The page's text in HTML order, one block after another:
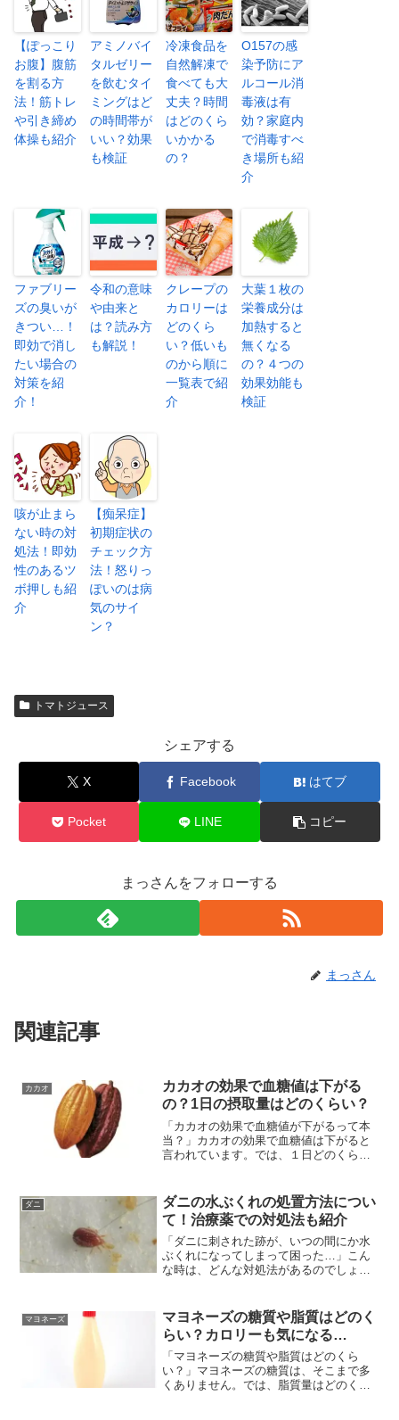
【ぽっこり
お腹】腹筋
を割る方
法！筋トレ
や引き締め
体操も紹介
アミノバイ
タルゼリー
を飲むタイ
ミングはど
の時間帯が
いい？効果
も検証
冷凍食品を
自然解凍で
食べても大
丈夫？時間
はどのくら
いかかる
の？
O157の感
染予防にア
ルコール消
毒液は有
効？家庭内
で消毒すべ
き場所も紹
介
ファブリー
ズの臭いが
きつい…！
即効で消し
たい場合の
対策を紹
介！
令和の意味
や由来と
は？読み方
も解説！
クレープの
カロリーは
どのくら
い？低いも
のから順に
一覧表で紹
介
大葉１枚の
栄養成分は
加熱すると
無くなる
の？４つの
効果効能も
検証
咳が止まら
ない時の対
処法！即効
性のあるツ
ボ押しも紹
介
【痴呆症】
初期症状の
チェック方
法！怒りっ
ぽいのは病
気のサイ
ン？
トマトジュース
シェアする
X Facebook はてブ
Pocket LINE コピー
まっさんをフォローする
まっさん
関連記事
カカオ
カカオの効果で血糖値は下がる
の？1日の摂取量はどのくらい？
「カカオの効果で血糖値が下がるって本
当？」カカオの効果で血糖値は下がると
言われています。では、１日どのくらい
るの？ 1日の摂取量はどのくらい？など
の疑問解決策を紹介し...
ダニ
ダニの水ぶくれの処置方法につい
て！治療薬での対処法も紹介
「ダニに刺された跡が、いつの間にか水
ぶくれになってしまって困った…」こん
な時は、どんな対処法があるのでしょう
ます。
マヨネーズ
マヨネーズの糖質や脂質はどのく
らい？カロリーも気になる…
「マヨネーズの糖質や脂質はどのくら
い？」マヨネーズの糖質は、そこまで多
くありません。では、脂質量はどのくら